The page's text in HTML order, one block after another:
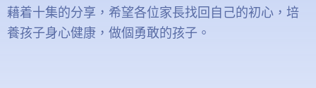
藉着十集的分享，希望各位家長找回自己的初心，培
養孩子身心健康，做個勇敢的孩子。